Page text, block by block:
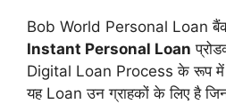
Bob World Personal Loan
Instant Personal Loan
Digital Loan Process के रूप में
यह Loan उन ग्राहकों के लिए है